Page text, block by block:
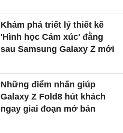
Khám phá triết lý thiết kế
'Hình học Cảm xúc' đằng
sau Samsung Galaxy Z mới
Những điểm nhấn giúp
Galaxy Z Fold8 hút khách
ngay giai đoạn mở bán